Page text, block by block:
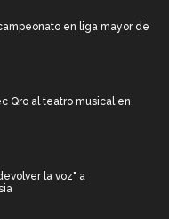
en liga mayor de
Qro al teatro musical en
la voz" a